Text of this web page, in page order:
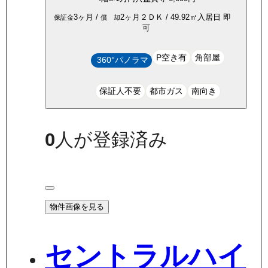
保証金3ヶ月 / 償 却2ヶ月 ２ＤＫ / 49.92㎡ 入居日 即
可
360°パノラマ P空き有 角部屋
保証人不要 都市ガス 南向き
0人が登録済み
物件画像を見る
セントラルハイ